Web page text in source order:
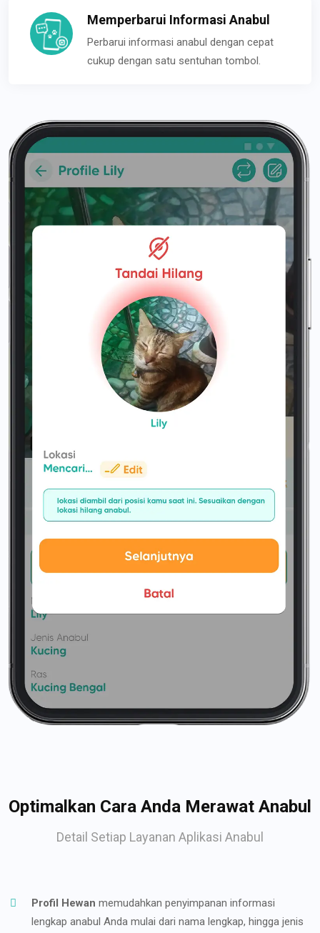
Memperbarui Informasi Anabul
Perbarui informasi anabul dengan cepat
cukup dengan satu sentuhan tombol.
Optimalkan Cara Anda Merawat Anabul
Detail Setiap Layanan Aplikasi Anabul
Profil Hewan memudahkan penyimpanan informasi
lengkap anabul Anda mulai dari nama lengkap, hingga jenis